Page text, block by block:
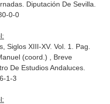
. Diputación De Sevilla.
0-0
Siglos XIII-XV. Vol. 1. Pag.
(coord.) , Breve
De Estudios Andaluces.
1-3